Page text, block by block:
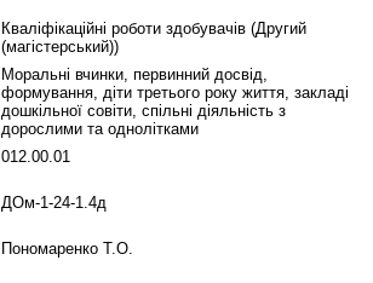
Кваліфікаційні роботи здобувачів (Другий
(магістерський))
Моральні вчинки, первинний досвід,
формування, діти третього року життя, закладі
дошкільної совіти, спільні діяльність з
дорослими та однолітками
012.00.01
ДОм-1-24-1.4д
Пономаренко Т.О.